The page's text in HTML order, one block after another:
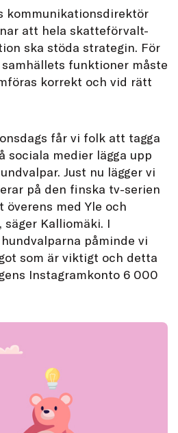
kommunikationsdirektör
att hela skatteförvalt-
ska stöda strategin. För
funktioner måste
korrekt och vid rätt
får vi folk att tagga
sociala medier lägga upp
Just nu lägger vi
på den finska tv-serien
överens med Yle och
Kalliomäki. I
påminde vi
som är viktigt och detta
Instagramkonto 6 000